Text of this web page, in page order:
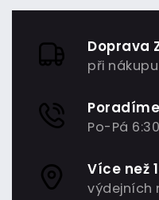
Doprava
při
Po-Pá
Více než
výdejních